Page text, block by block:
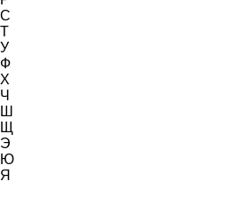
С
Т
У
Ф
Х
Ч
Ш
Щ
Э
Ю
Я